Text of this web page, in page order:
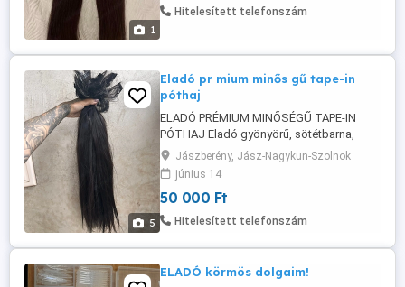
1
Hitelesített telefonszám
5
Eladó pr mium minős gű tape-in
póthaj
ELADÓ PRÉMIUM MINŐSÉGŰ TAPE-IN
PÓTHAJ Eladó gyönyörű, sötétbarna,
vastag szálú tape-in póthaj, amely
mindössze 2 hónapig volt használatban.
Adatok: Hossz: 60 cm Súly: 240 gramm
Szín: sötétbarna Technika: Tape-in
Vásárlás időpontja: 2026 március
Jászberény, Jász-Nagykun-Szolnok
június 14
50 000 Ft
Hitelesített telefonszám
ELADÓ körmös dolgaim!